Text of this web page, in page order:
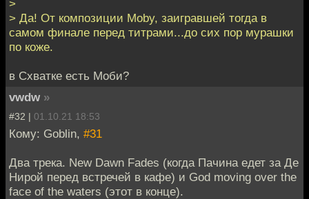
>
> Да! От композиции Moby, заигравшей тогда в
самом финале перед титрами...до сих пор мурашки
по коже.
в Схватке есть Моби?
vwdw »
#32 | 01.10.21 18:53
Кому: Goblin, #31
Два трека. New Dawn Fades (когда Пачина едет за Де
Нирой перед встречей в кафе) и God moving over the
face of the waters (этот в конце).